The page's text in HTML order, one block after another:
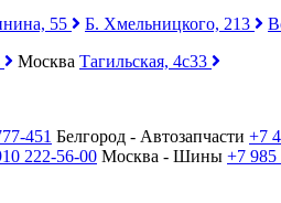
55 Б. Хмельницкого, 213
Москва Тагильская, 4с33
451 Белгород - Автозапчасти +7
222-56-00 Москва - Шины +7 985